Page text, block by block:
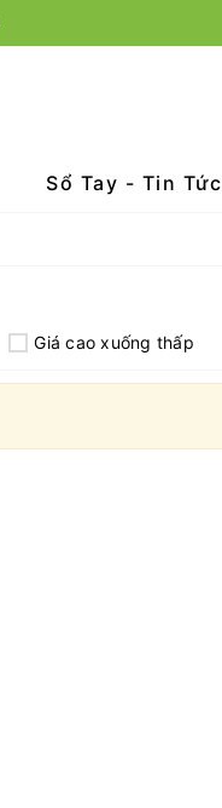
Sổ Tay - Tin Tức
Giá cao xuống thấp